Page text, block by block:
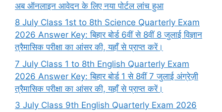
अब ऑनलाइन आवेदन के लिए नया पोर्टल लांच हुआ
8 July Class 1st to 8th Science Quarterly Exam
2026 Answer Key: बिहार बोर्ड 6वीं से 8वीं 8 जुलाई विज्ञान
त्रैमासिक परीक्षा का आंसर की, यहाँ से प्राप्त करें।
7 July Class 1 to 8th English Quarterly Exam
2026 Answer Key: बिहार बोर्ड 1 से 8वीं 7 जुलाई अंग्रेज़ी
त्रैमासिक परीक्षा का आंसर की, यहाँ से प्राप्त करें।
3 July Class 9th English Quarterly Exam 2026